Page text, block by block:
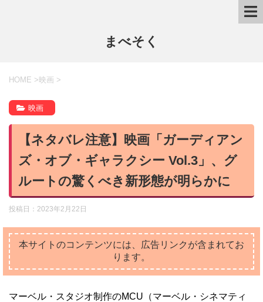
まべそく
HOME > 映画 >
映画
【ネタバレ注意】映画「ガーディアン
ズ・オブ・ギャラクシー Vol.3」、グ
ルートの驚くべき新形態が明らかに
投稿日： 2023年2月22日
本サイトのコンテンツには、広告リンクが含まれてお
ります。
マーベル・スタジオ制作のMCU（マーベル・シネマティ